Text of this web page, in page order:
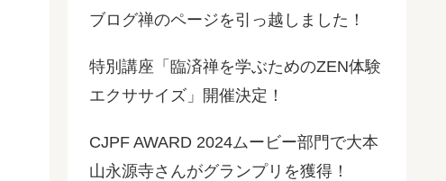
ブログ禅のページを引っ越しました！
特別講座「臨済禅を学ぶためのZEN体験
エクササイズ」開催決定！
CJPF AWARD 2024ムービー部門で大本
山永源寺さんがグランプリを獲得！